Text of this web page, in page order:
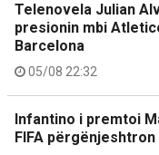
Telenovela Julian
presionin mbi
Barcelona
05/08 22:32
Infantino i premtoi
FIFA përgënjeshtron